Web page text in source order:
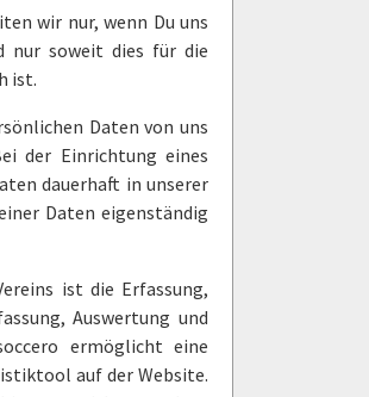
wir nur, wenn Du uns
nur soweit dies für die
ist.
Daten von uns
der Einrichtung eines
dauerhaft in unserer
Daten eigenständig
ist die Erfassung,
Auswertung und
ermöglicht eine
auf der Website.